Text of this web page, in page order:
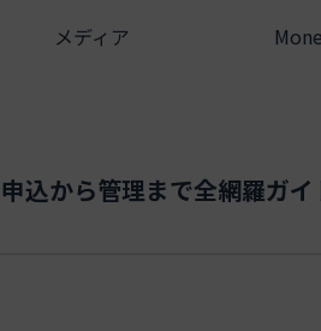
メディア
込から管理まで全網羅ガ